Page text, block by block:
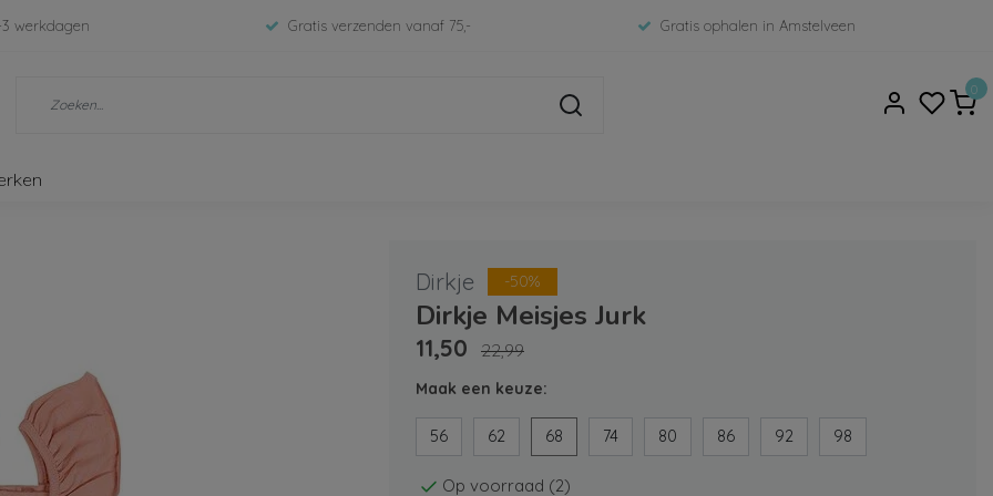
werkdagen Gratis verzenden vanaf 75,- Gratis ophalen in Amstelveen
0
Dirkje -50%
Dirkje Meisjes Jurk
11,50 22,99
Maak een keuze:
56 62 68 74 80 86 92 98
Op voorraad (2)